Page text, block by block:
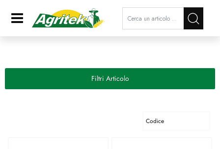
Open La modifica di un filtro
Filtri Articolo